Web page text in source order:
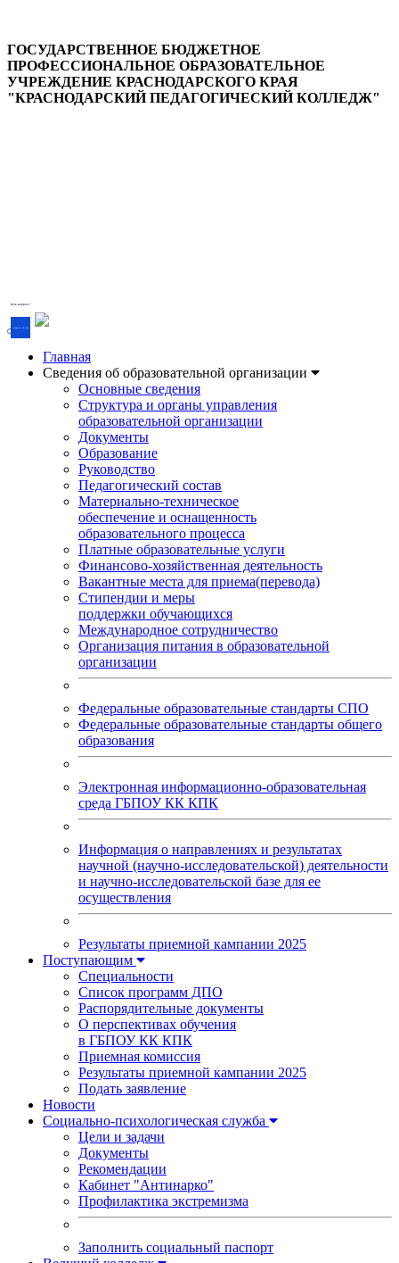
ГОСУДАРСТВЕННОЕ БЮДЖЕТНОЕ
ПРОФЕССИОНАЛЬНОЕ ОБРАЗОВАТЕЛЬНОЕ
УЧРЕЖДЕНИЕ КРАСНОДАРСКОГО КРАЯ
"КРАСНОДАРСКИЙ ПЕДАГОГИЧЕСКИЙ КОЛЛЕДЖ"
Есть вопрос?
Напишите об этом
Главная
Сведения об образовательной организации
Основные сведения
Структура и органы управления
образовательной организации
Документы
Образование
Руководство
Педагогический состав
Материально-техническое
обеспечение и оснащенность
образовательного процесса
Платные образовательные услуги
Финансово-хозяйственная деятельность
Вакантные места для приема(перевода)
Стипендии и меры
поддержки обучающихся
Международное сотрудничество
Организация питания в образовательной
организации
Федеральные образовательные стандарты СПО
Федеральные образовательные стандарты общего
образования
Электронная информационно-образовательная
среда ГБПОУ КК КПК
Информация о направлениях и результатах
научной (научно-исследовательской) деятельности
и научно-исследовательской базе для ее
осуществления
Результаты приемной кампании 2025
Поступающим
Специальности
Список программ ДПО
Распорядительные документы
О перспективах обучения
в ГБПОУ КК КПК
Приемная комиссия
Результаты приемной кампании 2025
Подать заявление
Новости
Социально-психологическая служба
Цели и задачи
Документы
Рекомендации
Кабинет "Антинарко"
Профилактика экстремизма
Заполнить социальный паспорт